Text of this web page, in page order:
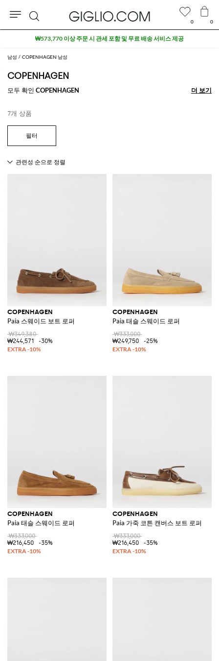
남성 COPENHAGEN 남성
COPENHAGEN
모두 확인 COPENHAGEN 더 보기
더 보기
7개 상품
COPENHAGEN
Paia 스웨이드 보트 로퍼
₩349,380
₩244,571
-30%
COPENHAGEN
Paia 태슬 스웨이드 로퍼
₩333,000
₩249,750
-25%
COPENHAGEN
Paia 태슬 스웨이드 로퍼
₩333,000
₩216,450
-35%
COPENHAGEN
Paia 가죽 코튼 캔버스 보트 로퍼
₩333,000
₩216,450
-35%
0 0
검
색
₩573,770 이상 주문 시 관세 포함 및 무료 배송 서비스 제공